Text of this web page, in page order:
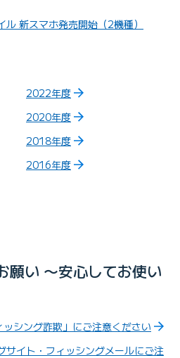
ル 新スマホ発売開始（2機種）
2022年度
2020年度
2018年度
2016年度
願い 〜安心してお使い
シング詐欺」にご注意ください
サイト・フィッシングメールにご注